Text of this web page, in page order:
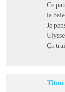
Ce
la
Je
Ulysse
Ça
Titou